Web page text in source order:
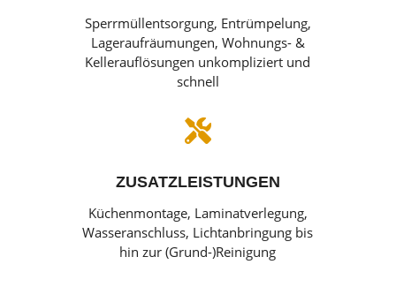
Sperrmüllentsorgung, Entrümpelung,
Lageraufräumungen, Wohnungs- &
Kellerauflösungen unkompliziert und
schnell

ZUSATZLEISTUNGEN
Küchenmontage, Laminatverlegung,
Wasseranschluss, Lichtanbringung bis
hin zur (Grund-)Reinigung